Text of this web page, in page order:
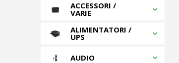
ACCESSORI /
VARIE
ALIMENTATORI /
UPS
AUDIO